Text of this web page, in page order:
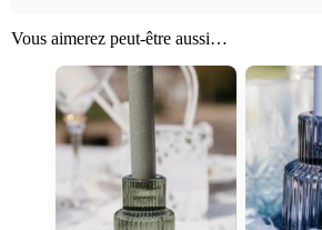
Vous aimerez peut-être aussi…